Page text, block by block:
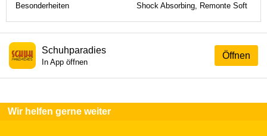
Besonderheiten
Shock Absorbing, Remonte Soft
Öffnen
Schuhparadies
In App öffnen
Wir helfen gerne weiter